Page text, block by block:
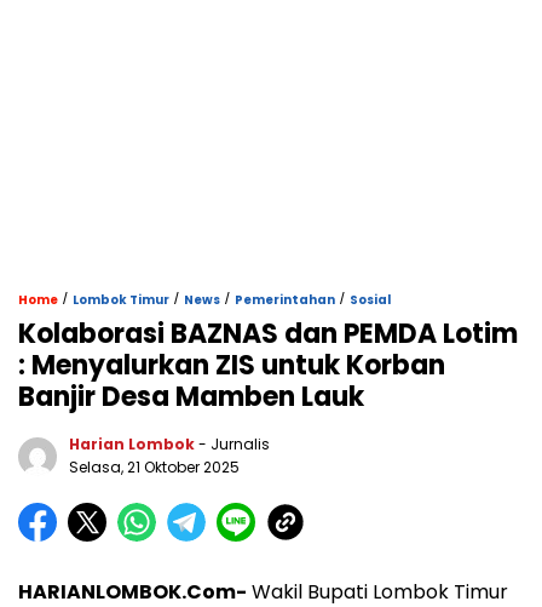
Home / Lombok Timur / News / Pemerintahan / Sosial
Kolaborasi BAZNAS dan PEMDA Lotim
: Menyalurkan ZIS untuk Korban
Banjir Desa Mamben Lauk
Harian Lombok- Jurnalis
Selasa, 21 Oktober 2025
HARIANLOMBOK.Com- Wakil Bupati Lombok Timur